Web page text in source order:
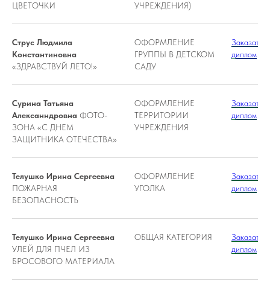
ЦВЕТОЧКИ
УЧРЕЖДЕНИЯ)
Струс Людмила
Константиновна
«ЗДРАВСТВУЙ ЛЕТО!»
ОФОРМЛЕНИЕ
ГРУППЫ В ДЕТСКОМ
САДУ
Заказать
диплом
Сурина Татьяна
Алексанндровна ФОТО-
ЗОНА «С ДНЕМ
ЗАЩИТНИКА ОТЕЧЕСТВА»
ОФОРМЛЕНИЕ
ТЕРРИТОРИИ
УЧРЕЖДЕНИЯ
Заказать
диплом
Телушко Ирина Сергеевна
ПОЖАРНАЯ
БЕЗОПАСНОСТЬ
ОФОРМЛЕНИЕ
УГОЛКА
Заказать
диплом
Телушко Ирина Сергеевна
УЛЕЙ ДЛЯ ПЧЕЛ ИЗ
БРОСОВОГО МАТЕРИАЛА
ОБЩАЯ КАТЕГОРИЯ
Заказать
диплом